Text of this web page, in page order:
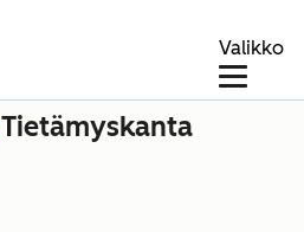
Valikko
Tietämyskanta